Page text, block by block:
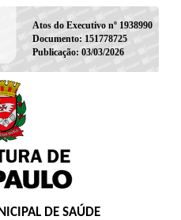
Atos do Executivo nº 1938990
Documento: 151778725
Publicação: 03/03/2026
DE SAÚDE